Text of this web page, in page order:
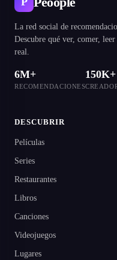
La red social de
Descubre qué ver, comer,
real.
6M+
RECOMENDACIONES
150K+
DESCUBRIR
Películas
Series
Restaurantes
Libros
Canciones
Videojuegos
Lugares